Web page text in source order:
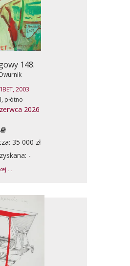
148.
2003
płótno
2026
35 000 zł
-
...